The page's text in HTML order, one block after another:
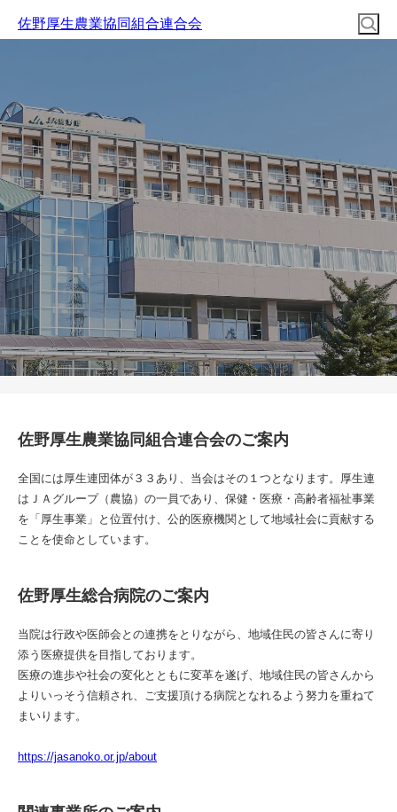
佐野厚生農業協同組合連合会
佐野厚生農業協同組合連合会のご案内
全国には厚生連団体が３３あり、当会はその１つとなります。厚生連
はＪＡグループ（農協）の一員であり、保健・医療・高齢者福祉事業
を「厚生事業」と位置付け、公的医療機関として地域社会に貢献する
ことを使命としています。
佐野厚生総合病院のご案内
当院は行政や医師会との連携をとりながら、地域住民の皆さんに寄り
添う医療提供を目指しております。
医療の進歩や社会の変化とともに変革を遂げ、地域住民の皆さんから
よりいっそう信頼され、ご支援頂ける病院となれるよう努力を重ねて
まいります。
https://jasanoko.or.jp/about